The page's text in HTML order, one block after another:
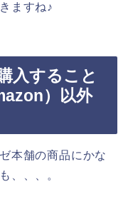
ますね♪
入すること
）以外
本舗の商品にかな
、、、。